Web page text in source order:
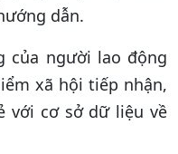
dẫn.
của người lao động
xã hội tiếp nhận,
với cơ sở dữ liệu về